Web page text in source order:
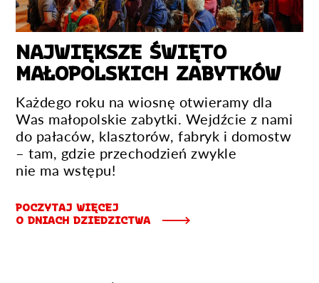
NAJWIĘKSZE ŚWIĘTO
MAŁOPOLSKICH ZABYTKÓW
Każdego roku na wiosnę otwieramy dla
Was małopolskie zabytki. Wejdźcie z nami
do pałaców, klasztorów, fabryk i domostw
– tam, gdzie przechodzień zwykle
nie ma wstępu!
POCZYTAJ WIĘCEJ
O DNIACH DZIEDZICTWA